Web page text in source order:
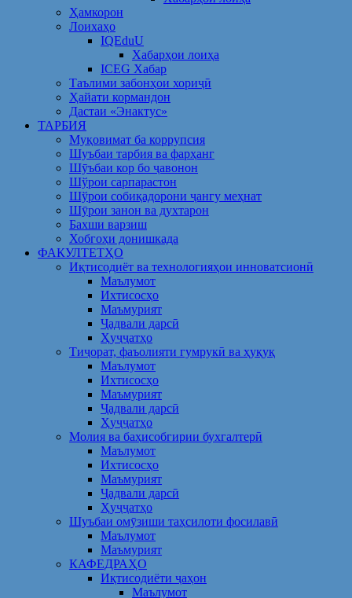
Ҳамкорон
Лоихаҳо
IQEduU
Хабарҳои лоиҳа
ICEG Хабар
Таълими забонҳои хориҷӣ
Ҳайати кормандон
Дастаи «Энактус»
ТАРБИЯ
Муқовимат ба коррупсия
Шуъбаи тарбия ва фарҳанг
Шӯъбаи кор бо ҷавонон
Шўрои сарпарастон
Шўрои собиқадорони ҷангу меҳнат
Шӯрои занон ва духтарон
Бахши варзиш
Хобгоҳи донишкада
ФАКУЛТЕТҲО
Иқтисодиёт ва технологияҳои инноватсионӣ
Маълумот
Ихтисосҳо
Маъмурият
Ҷадвали дарсӣ
Ҳуҷҷатҳо
Тиҷорат, фаъолияти гумрукӣ ва ҳуқуқ
Маълумот
Ихтисосҳо
Маъмурият
Ҷадвали дарсӣ
Ҳуҷҷатҳо
Молия ва баҳисобгирии бухгалтерӣ
Маълумот
Ихтисосҳо
Маъмурият
Ҷадвали дарсӣ
Ҳуҷҷатҳо
Шуъбаи омӯзиши таҳсилоти фосилавӣ
Маълумот
Маъмурият
КАФЕДРАҲО
Иқтисодиёти ҷаҳон
Маълумот